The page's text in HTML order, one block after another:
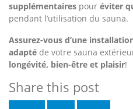
supplémentaires pour éviter
pendant l’utilisation du sauna.
Assurez-vous d’une
adapté de votre sauna
longévité, bien-être et plaisir!
Share this post